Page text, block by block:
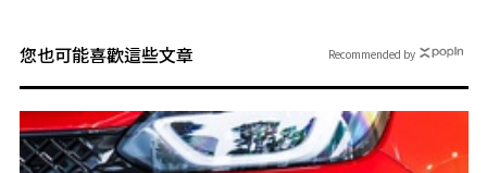
您也可能喜歡這些文章 Recommended by